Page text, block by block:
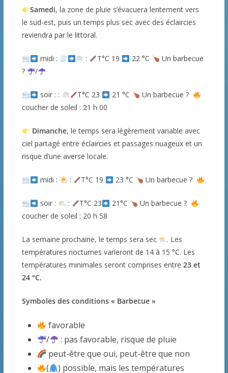
Samedi, la zone de pluie s’évacuera lentement vers
le sud-est, puis un temps plus sec avec des éclaircies
reviendra par le littoral.
midi : : T°C 19 22 °C
Un barbecue
?
/
soir : : T°C 23 21 °C
Un barbecue ?
coucher de soleil : 21 h 00
Dimanche, le temps sera légèrement variable avec
ciel partagé entre éclaircies et passages nuageux et un
risque d’une averse locale.
midi : : T°C 19 23 °C Un barbecue ?
soir : : T°C 23 21°C
Un barbecue ?
coucher de soleil : 20 h 58
La semaine prochaine, le temps sera sec
. Les
températures nocturnes varieront de 14 à 15 °C. Les
températures minimales seront comprises entre 23 et
24 °C.
Symboles des conditions « Barbecue »
favorable
/
: pas favorable, risque de pluie
peut-être que oui, peut-être que non
(
) possible, mais les températures